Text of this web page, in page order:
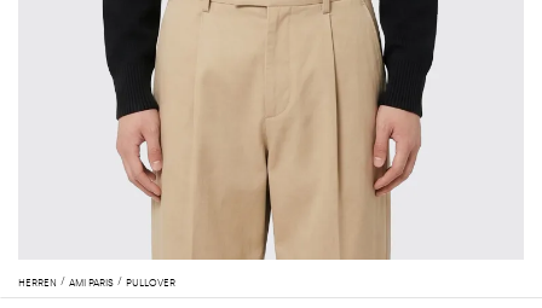
HERREN AMI PARIS PULLOVER